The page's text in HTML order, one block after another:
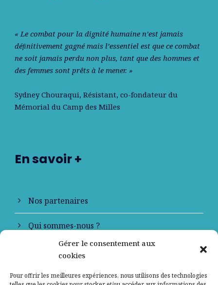
Gérer le consentement aux
cookies
Pour offrir les meilleures expériences, nous utilisons des technologies
« Le combat pour la dignité humaine n’est jamais
déﬁnitivement gagné mais l’essentiel est que ce combat
ne soit jamais perdu non plus, tant que des hommes et
des femmes sont prêts à le mener. »
Sydney Chouraqui, Résistant, co-fondateur du
Mémorial du Camp des Milles
En savoir +
Nos partenaires
Qui sommes-nous ?
Contactez-nous
Mentions légales